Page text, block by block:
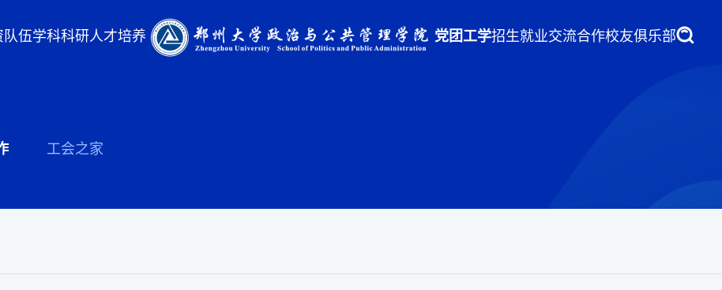
队伍学科科研人才培养 党团工学招生就业交流合作校友俱乐部
工会之家